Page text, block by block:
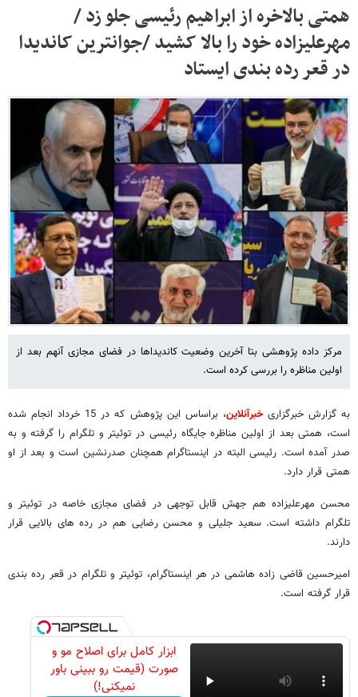
همتی بالاخره از ابراهیم رئیسی جلو زد /
مهرعلیزاده خود را بالا کشید /جوانترین کاندیدا
در قعر رده بندی ایستاد
مرکز داده پژوهشی بتا آخرین وضعیت کاندیداها در فضای مجازی آنهم بعد از
اولین مناظره را بررسی کرده است.
به گزارش خبرگزاریخبرآنلاین
، براساس این پژوهش که در 15 خرداد انجام شده
است، همتی بعد از اولین مناظره جایگاه رئیسی در توئیتر و تلگرام را گرفته و به
صدر آمده است. رئیسی البته در اینستاگرام همچنان صدرنشین است و بعد از او
همتی قرار دارد.
محسن مهرعلیزاده هم جهش قابل توجهی در فضای مجازی خاصه در توئیتر و
تلگرام داشته است. سعید جلیلی و محسن رضایی هم در رده های بالایی قرار
دارند.
امیرحسین قاضی زاده هاشمی در هر اینستاگرام، توئیتر و تلگرام در قعر رده بندی
قرار گرفته است.
ابزار کامل برای اصلاح مو و
صورت (قیمت رو ببینی باور
نمیکنی!)